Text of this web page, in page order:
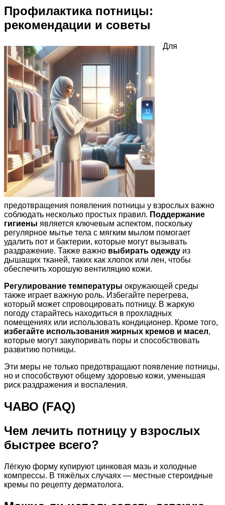
Профилактика потницы:
рекомендации и советы
Для
предотвращения появления потницы у взрослых важно
соблюдать несколько простых правил. Поддержание
гигиены является ключевым аспектом, поскольку
регулярное мытье тела с мягким мылом помогает
удалить пот и бактерии, которые могут вызывать
раздражение. Также важно выбирать одежду из
дышащих тканей, таких как хлопок или лен, чтобы
обеспечить хорошую вентиляцию кожи.
Регулирование температуры окружающей среды
также играет важную роль. Избегайте перегрева,
который может спровоцировать потницу. В жаркую
погоду старайтесь находиться в прохладных
помещениях или использовать кондиционер. Кроме того,
избегайте использования жирных кремов и масел,
которые могут закупоривать поры и способствовать
развитию потницы.
Эти меры не только предотвращают появление потницы,
но и способствуют общему здоровью кожи, уменьшая
риск раздражения и воспаления.
ЧАВО (FAQ)
Чем лечить потницу у взрослых
быстрее всего?
Лёгкую форму купируют цинковая мазь и холодные
компрессы. В тяжёлых случаях — местные стероидные
кремы по рецепту дерматолога.